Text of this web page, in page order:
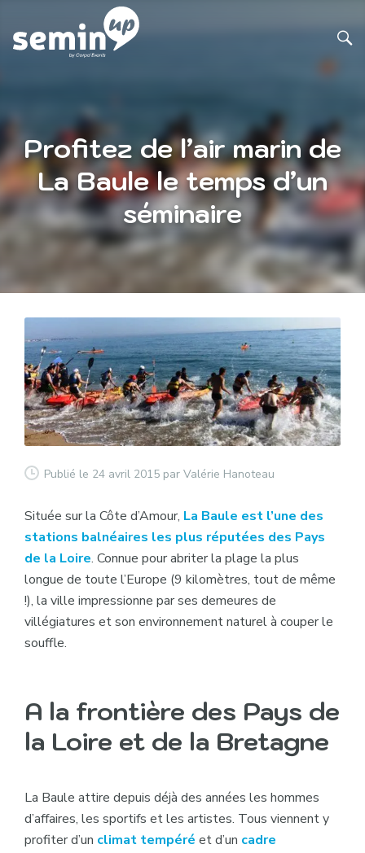
Profitez de l’air marin de
La Baule le temps d’un
séminaire
Publié le 24 avril 2015 par Valérie Hanoteau
Située sur la Côte d’Amour, La Baule est l’une des
stations balnéaires les plus réputées des Pays
de la Loire. Connue pour abriter la plage la plus
longue de toute l’Europe (9 kilomètres, tout de même
!), la ville impressionne par ses demeures de
villégiatures et son environnement naturel à couper le
souffle.
A la frontière des Pays de
la Loire et de la Bretagne
La Baule attire depuis déjà des années les hommes
d’affaires, les sportifs et les artistes. Tous viennent y
profiter d’un climat tempéré et d’un cadre